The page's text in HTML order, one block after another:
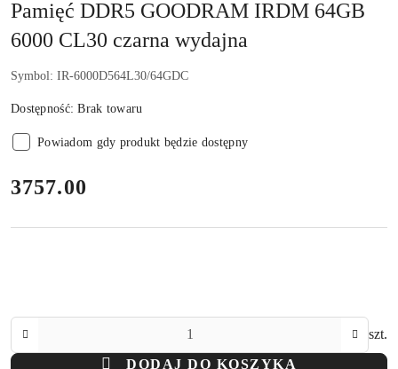
Pamięć DDR5 GOODRAM IRDM 64GB
6000 CL30 czarna wydajna
Symbol: IR-6000D564L30/64GDC
Dostępność:Brak towaru
Powiadom gdy produkt będzie dostępny
cena:
3757.00
szt.
DODAJ DO KOSZYKA